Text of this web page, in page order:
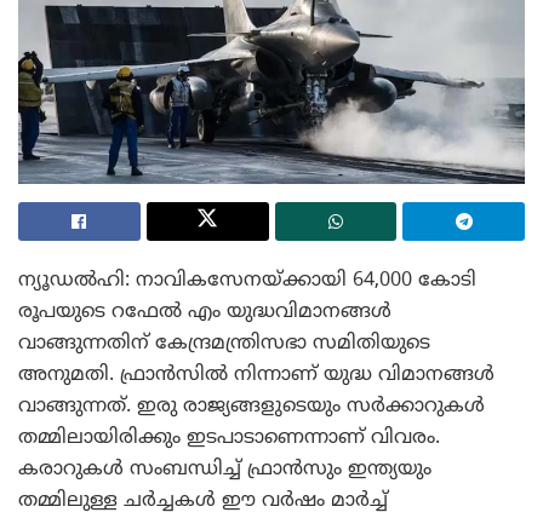
ന്യൂഡൽഹി: നാവികസേനയ്ക്കായി 64,000 കോടി
രൂപയുടെ റഫേൽ എം യുദ്ധവിമാനങ്ങൾ
വാങ്ങുന്നതിന് കേന്ദ്രമന്ത്രിസഭാ സമിതിയുടെ
അനുമതി. ഫ്രാൻസിൽ നിന്നാണ് യുദ്ധ വിമാനങ്ങൾ
വാങ്ങുന്നത്. ഇരു രാജ്യങ്ങളുടെയും സർക്കാറുകൾ
തമ്മിലായിരിക്കും ഇടപാടാണെന്നാണ് വിവരം.
കരാറുകൾ സംബന്ധിച്ച് ഫ്രാൻസും ഇന്ത്യയും
തമ്മിലുള്ള ചർച്ചകൾ ഈ വർഷം മാർച്ച്